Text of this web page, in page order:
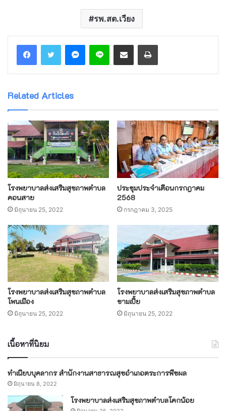
รพ.สต.เวียง
Messenger
Line Share via Email Print
Related Articles
โรงพยาบาลส่งเสริมสุขภาพตำบล
คอนสาย
มิถุนายน 25, 2022
ประชุมประจำเดือนกรกฎาคม
2568
กรกฎาคม 3, 2025
โรงพยาบาลส่งเสริมสุขภาพตำบล
โพนเมือง
มิถุนายน 25, 2022
โรงพยาบาลส่งเสริมสุขภาพตำบล
ขามเปี้ย
มิถุนายน 25, 2022
เนื้อหาที่นิยม
ทำเนียบบุคลากร สำนักงานสาธารณสุขอำเภอตระการพืชผล
มิถุนายน 8, 2022
โรงพยาบาลส่งเสริมสุขภาพตำบลโคกน้อย